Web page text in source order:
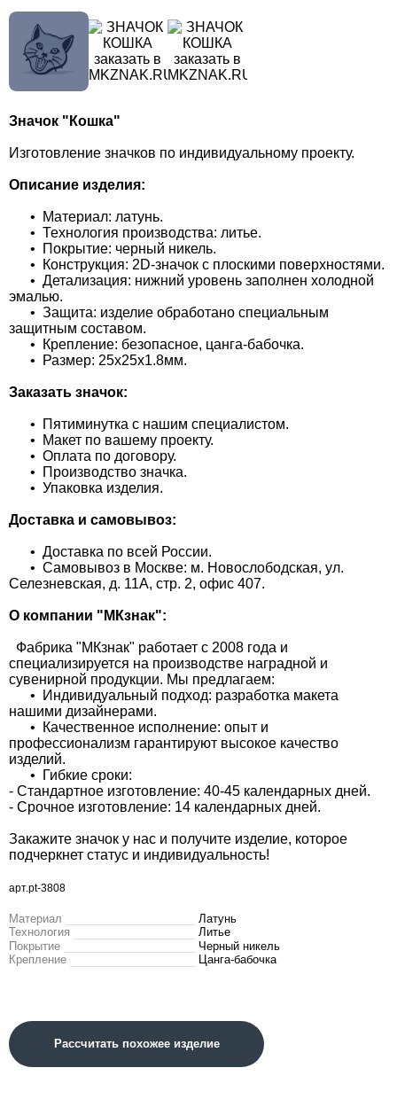
Значок "Кошка"
Изготовление значков по индивидуальному проекту.
Описание изделия:
• Материал: латунь.
• Технология производства: литье.
• Покрытие: черный никель.
• Конструкция: 2D-значок с плоскими поверхностями.
• Детализация: нижний уровень заполнен холодной
эмалью.
• Защита: изделие обработано специальным
защитным составом.
• Крепление: безопасное, цанга-бабочка.
• Размер: 25х25х1.8мм.
Заказать значок:
• Пятиминутка с нашим специалистом.
• Макет по вашему проекту.
• Оплата по договору.
• Производство значка.
• Упаковка изделия.
Доставка и самовывоз:
• Доставка по всей России.
• Самовывоз в Москве: м. Новослободская, ул.
Селезневская, д. 11А, стр. 2, офис 407.
О компании "МКзнак":
Фабрика "МКзнак" работает с 2008 года и
специализируется на производстве наградной и
сувенирной продукции. Мы предлагаем:
• Индивидуальный подход: разработка макета
нашими дизайнерами.
• Качественное исполнение: опыт и
профессионализм гарантируют высокое качество
изделий.
• Гибкие сроки:
- Стандартное изготовление: 40-45 календарных дней.
- Срочное изготовление: 14 календарных дней.
Закажите значок у нас и получите изделие, которое
подчеркнет статус и индивидуальность!
арт.pt-3808
Материал
Латунь
Технология
Литье
Покрытие
Черный никель
Крепление
Цанга-бабочка
Рассчитать похожее изделие